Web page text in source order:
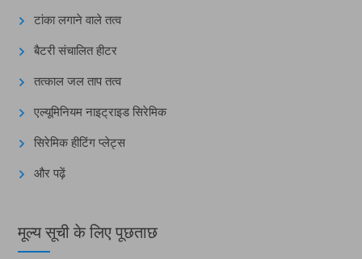
टांका लगाने वाले तत्व
बैटरी संचालित हीटर
तत्काल जल ताप तत्व
एल्यूमिनियम नाइट्राइड सिरेमिक
सिरेमिक हीटिंग प्लेट्स
और पढ़ें
मूल्य सूची के लिए पूछताछ